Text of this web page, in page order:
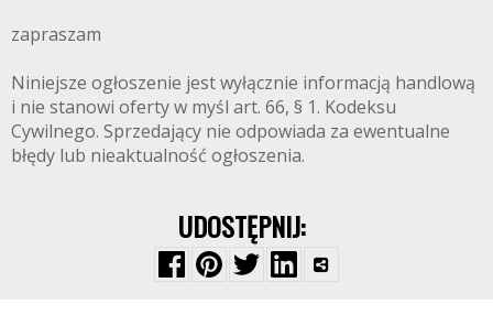
zapraszam
Niniejsze ogłoszenie jest wyłącznie informacją handlową
i nie stanowi oferty w myśl art. 66, § 1. Kodeksu
Cywilnego. Sprzedający nie odpowiada za ewentualne
błędy lub nieaktualność ogłoszenia.
UDOSTĘPNIJ: